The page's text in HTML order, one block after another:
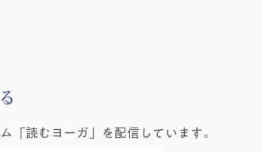
「読むヨーガ」を配信しています。